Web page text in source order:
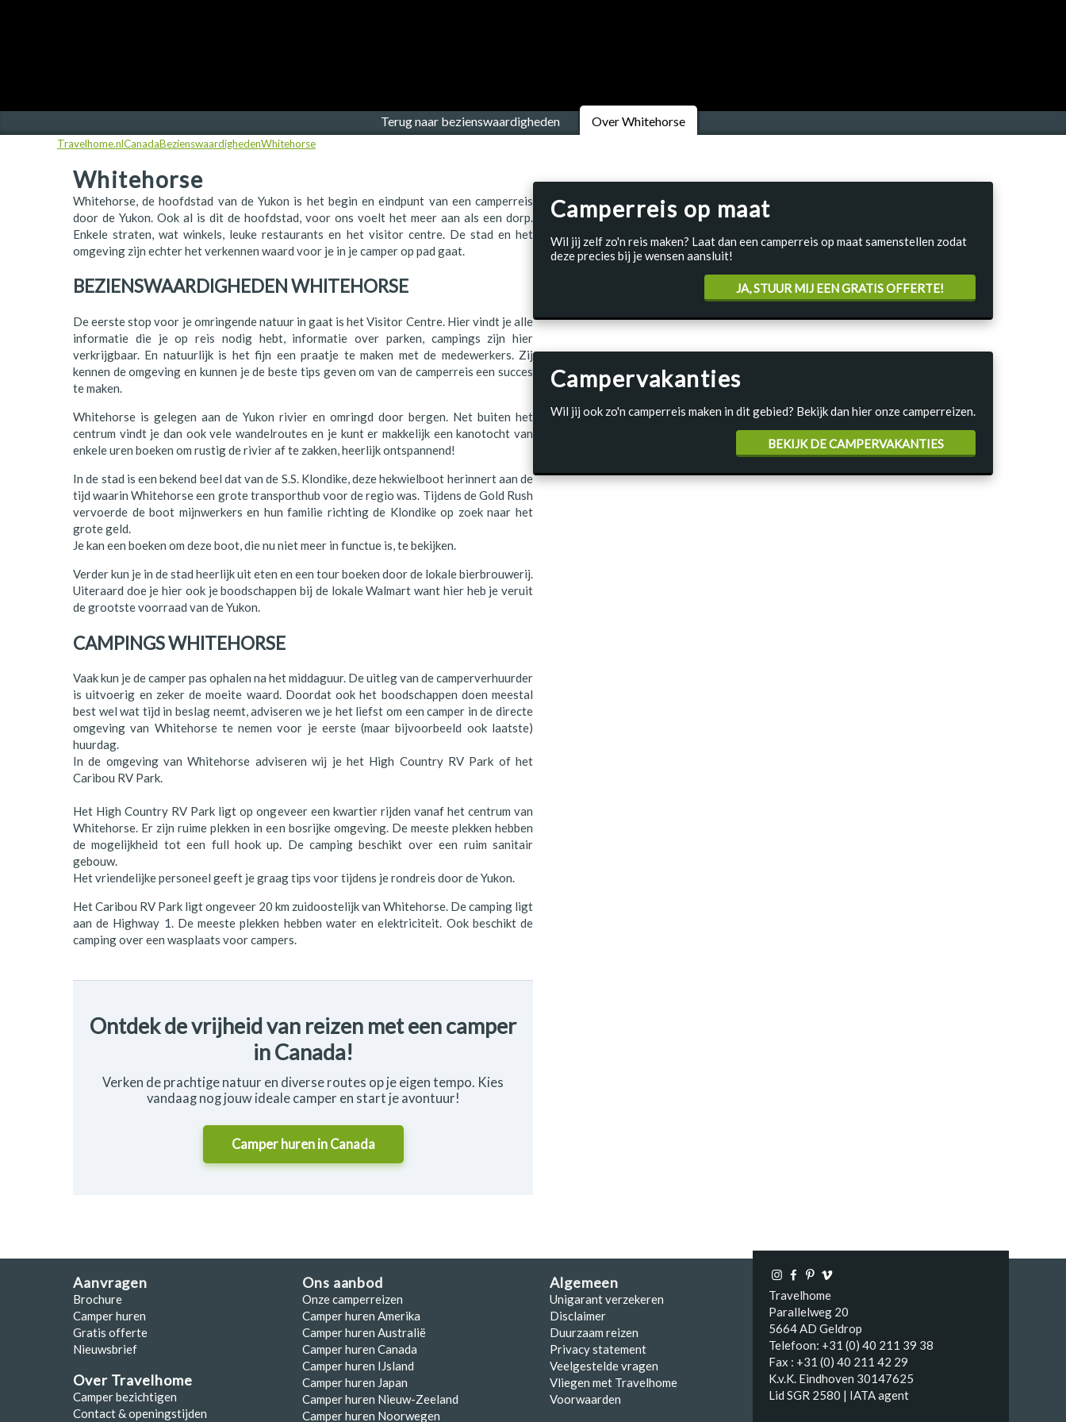
IJsland
Noorwegen
Schotland
Zuid-Afrika
Terug naar bezienswaardigheden Over Whitehorse
Travelhome.nlCanadaBezienswaardighedenWhitehorse
Whitehorse
Whitehorse, de hoofdstad van de Yukon is het begin en eindpunt van een camperreis
door de Yukon. Ook al is dit de hoofdstad, voor ons voelt het meer aan als een dorp.
Enkele straten, wat winkels, leuke restaurants en het visitor centre. De stad en het
omgeving zijn echter het verkennen waard voor je in je camper op pad gaat.
BEZIENSWAARDIGHEDEN WHITEHORSE
De eerste stop voor je omringende natuur in gaat is het Visitor Centre. Hier vindt je alle
informatie die je op reis nodig hebt, informatie over parken, campings zijn hier
verkrijgbaar. En natuurlijk is het fijn een praatje te maken met de medewerkers. Zij
kennen de omgeving en kunnen je de beste tips geven om van de camperreis een succes
te maken.
Whitehorse is gelegen aan de Yukon rivier en omringd door bergen. Net buiten het
centrum vindt je dan ook vele wandelroutes en je kunt er makkelijk een kanotocht van
enkele uren boeken om rustig de rivier af te zakken, heerlijk ontspannend!
In de stad is een bekend beel dat van de S.S. Klondike, deze hekwielboot herinnert aan de
tijd waarin Whitehorse een grote transporthub voor de regio was. Tijdens de Gold Rush
vervoerde de boot mijnwerkers en hun familie richting de Klondike op zoek naar het
grote geld.
Je kan een boeken om deze boot, die nu niet meer in functue is, te bekijken.
Verder kun je in de stad heerlijk uit eten en een tour boeken door de lokale bierbrouwerij.
Uiteraard doe je hier ook je boodschappen bij de lokale Walmart want hier heb je veruit
de grootste voorraad van de Yukon.
CAMPINGS WHITEHORSE
Vaak kun je de camper pas ophalen na het middaguur. De uitleg van de camperverhuurder
is uitvoerig en zeker de moeite waard. Doordat ook het boodschappen doen meestal
best wel wat tijd in beslag neemt, adviseren we je het liefst om een camper in de directe
omgeving van Whitehorse te nemen voor je eerste (maar bijvoorbeeld ook laatste)
huurdag.
In de omgeving van Whitehorse adviseren wij je het High Country RV Park of het
Caribou RV Park.
Het High Country RV Park ligt op ongeveer een kwartier rijden vanaf het centrum van
Whitehorse. Er zijn ruime plekken in een bosrijke omgeving. De meeste plekken hebben
de mogelijkheid tot een full hook up. De camping beschikt over een ruim sanitair
gebouw.
Het vriendelijke personeel geeft je graag tips voor tijdens je rondreis door de Yukon.
Het Caribou RV Park ligt ongeveer 20 km zuidoostelijk van Whitehorse. De camping ligt
aan de Highway 1. De meeste plekken hebben water en elektriciteit. Ook beschikt de
camping over een wasplaats voor campers.
Ontdek de vrijheid van reizen met een camper
in Canada!
Verken de prachtige natuur en diverse routes op je eigen tempo. Kies
vandaag nog jouw ideale camper en start je avontuur!
Camper huren in Canada
Camperreis op maat
Wil jij zelf zo'n reis maken? Laat dan een camperreis op maat samenstellen zodat
deze precies bij je wensen aansluit!
JA, STUUR MIJ EEN GRATIS OFFERTE!
Campervakanties
Wil jij ook zo'n camperreis maken in dit gebied? Bekijk dan hier onze camperreizen.
BEKIJK DE CAMPERVAKANTIES
Aanvragen
Brochure
Camper huren
Gratis offerte
Nieuwsbrief
Over Travelhome
Camper bezichtigen
Contact & openingstijden
Ons aanbod
Onze camperreizen
Camper huren Amerika
Camper huren Australië
Camper huren Canada
Camper huren IJsland
Camper huren Japan
Camper huren Nieuw-Zeeland
Camper huren Noorwegen
Algemeen
Unigarant verzekeren
Disclaimer
Duurzaam reizen
Privacy statement
Veelgestelde vragen
Vliegen met Travelhome
Voorwaarden
Travelhome
Parallelweg 20
5664 AD Geldrop
Telefoon: +31 (0) 40 211 39 38
Fax : +31 (0) 40 211 42 29
K.v.K. Eindhoven 30147625
Lid SGR 2580 | IATA agent